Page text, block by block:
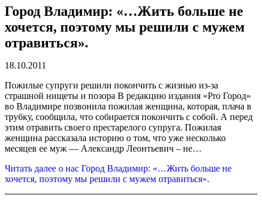
Город Владимир: «…Жить больше не
хочется, поэтому мы решили с мужем
отравиться».
18.10.2011
Пожилые супруги решили покончить с жизнью из-за
страшной нищеты и позора В редакцию издания «Pro Город»
во Владимире позвонила пожилая женщина, которая, плача в
трубку, сообщила, что собирается покончить с собой. А перед
этим отравить своего престарелого супруга. Пожилая
женщина рассказала историю о том, что уже несколько
месяцев ее муж — Александр Леонтьевич – не…
Читать далее о нас Город Владимир: «…Жить больше не
хочется, поэтому мы решили с мужем отравиться».